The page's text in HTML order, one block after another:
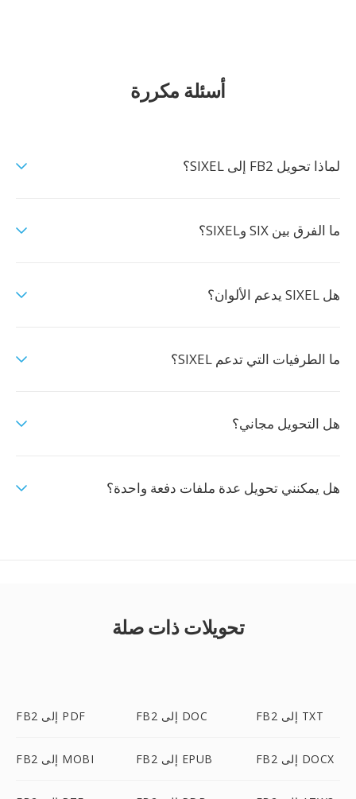
أسئلة مكررة
لماذا تحويل FB2 إلى SIXEL؟
ما الفرق بين SIX وSIXEL؟
هل SIXEL يدعم الألوان؟
ما الطرفيات التي تدعم SIXEL؟
هل التحويل مجاني؟
هل يمكنني تحويل عدة ملفات دفعة واحدة؟
تحويلات ذات صلة
FB2 إلى PDF FB2 إلى DOC FB2 إلى TXT
FB2 إلى MOBI FB2 إلى EPUB FB2 إلى DOCX